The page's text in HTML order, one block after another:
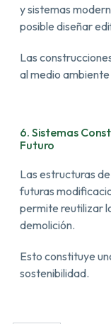
y sistemas
posible diseñar
Las
al medio
6. Sistemas
Futuro
Las estructuras
futuras
permite reutilizar
demolición.
Esto constituye
sostenibilidad.